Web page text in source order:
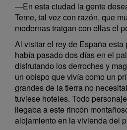
—En esta ciudad la gente
Teme, tal vez con razón, que
modernas traigan con ellas el
Al visitar el rey de España
había pasado dos días en el
disfrutando los derroches y
un obispo que vivía como un
grandes de la tierra no
tuviese hoteles. Todo
llegaba a este rincón
alojamiento en la vivienda del